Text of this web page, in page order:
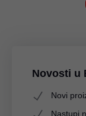
Novosti u
Novi
Nastupi